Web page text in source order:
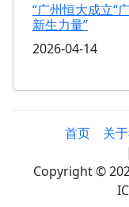
“广州恒大成立“
新生力量”
2026-04-14
首页 关
|
Copyright ©